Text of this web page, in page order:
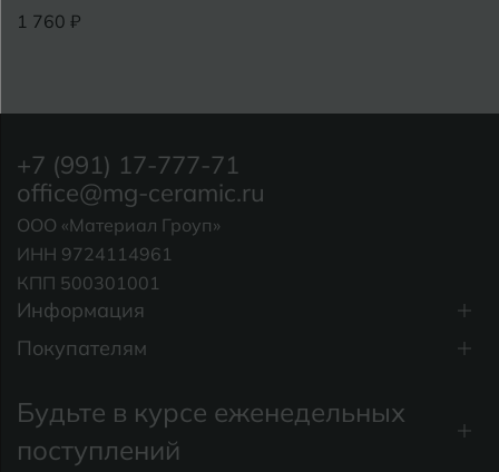
1 760 ₽
Информация
Покупателям
+7 (991) 17-777-71
office@mg-ceramic.ru
ООО «Материал Гроуп»
ИНН 9724114961
КПП 500301001
Будьте в курсе еженедельных
поступлений